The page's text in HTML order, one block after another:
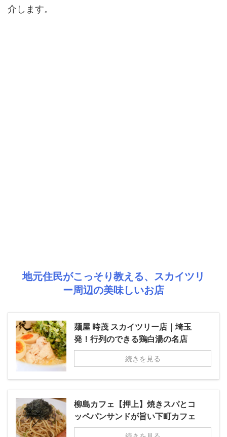
介します。
地元住民がこっそり教える、スカイツリ
ー周辺の美味しいお店
麺屋 時茂 スカイツリー店｜埼玉
発！行列のできる鶏白湯の名店
続きを見る
柳島カフェ【押上】焼きスパとコ
ッペパンサンドが旨い下町カフェ